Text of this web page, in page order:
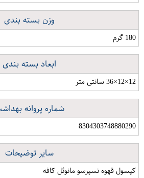
وزن بسته بندی
180 گرم
ابعاد بسته بندی
12×12×36 سانتی متر
شماره پروانه
8304303748880290
سایر توضیحات
کپسول قهوه نسپرسو مانوئل کافه